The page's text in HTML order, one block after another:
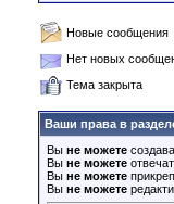
Новые сообщения
Нет новых
Тема закрыта
Ваши права в
Вы не можете
Вы не можете
Вы не можете
Вы не можете